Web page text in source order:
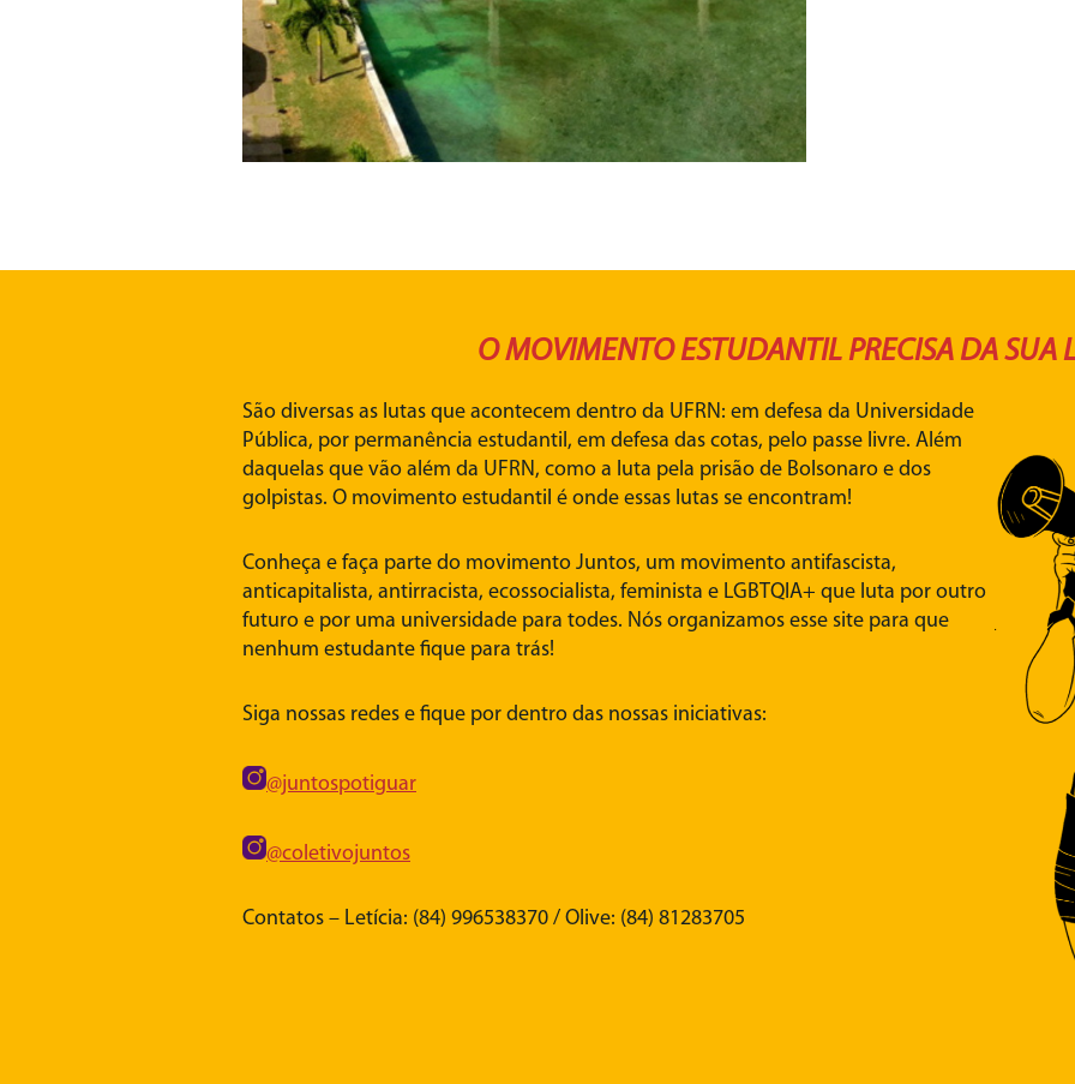
O MOVIMENTO ESTUDANTIL PRECISA DA SUA
São diversas as lutas que acontecem dentro da UFRN: em defesa da Universidade
Pública, por permanência estudantil, em defesa das cotas, pelo passe livre. Além
daquelas que vão além da UFRN, como a luta pela prisão de Bolsonaro e dos
golpistas. O movimento estudantil é onde essas lutas se encontram!
Conheça e faça parte do movimento Juntos, um movimento antifascista,
anticapitalista, antirracista, ecossocialista, feminista e LGBTQIA+ que luta por outro
futuro e por uma universidade para todes. Nós organizamos esse site para que
nenhum estudante fique para trás!
Siga nossas redes e fique por dentro das nossas iniciativas:
@juntospotiguar
@coletivojuntos
Contatos – Letícia: (84) 996538370 / Olive: (84) 81283705